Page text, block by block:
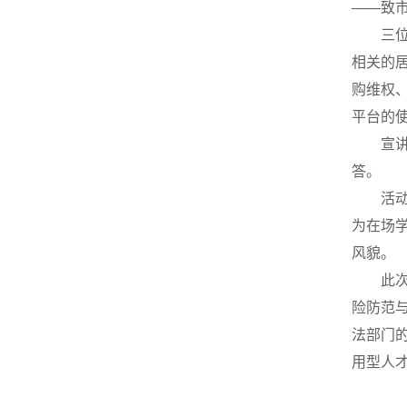
——致市
三
相关的
购维权
平台的
宣
答。
活
为在场
风貌。
此
险防范
法部门
用型人才